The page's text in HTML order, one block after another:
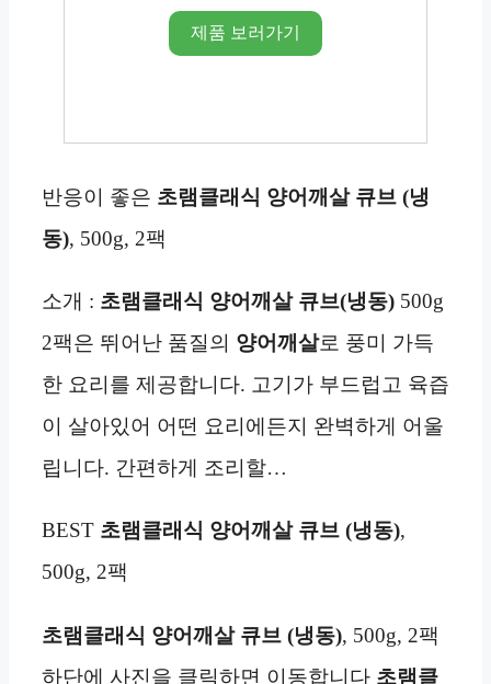
제품 보러가기
반응이 좋은 초램클래식 양어깨살 큐브 (냉
동), 500g, 2팩
소개 : 초램클래식 양어깨살 큐브(냉동) 500g
2팩은 뛰어난 품질의 양어깨살로 풍미 가득
한 요리를 제공합니다. 고기가 부드럽고 육즙
이 살아있어 어떤 요리에든지 완벽하게 어울
립니다. 간편하게 조리할…
BEST 초램클래식 양어깨살 큐브 (냉동),
500g, 2팩
초램클래식 양어깨살 큐브 (냉동), 500g, 2팩
하단에 사진을 클릭하면 이동합니다 초램클